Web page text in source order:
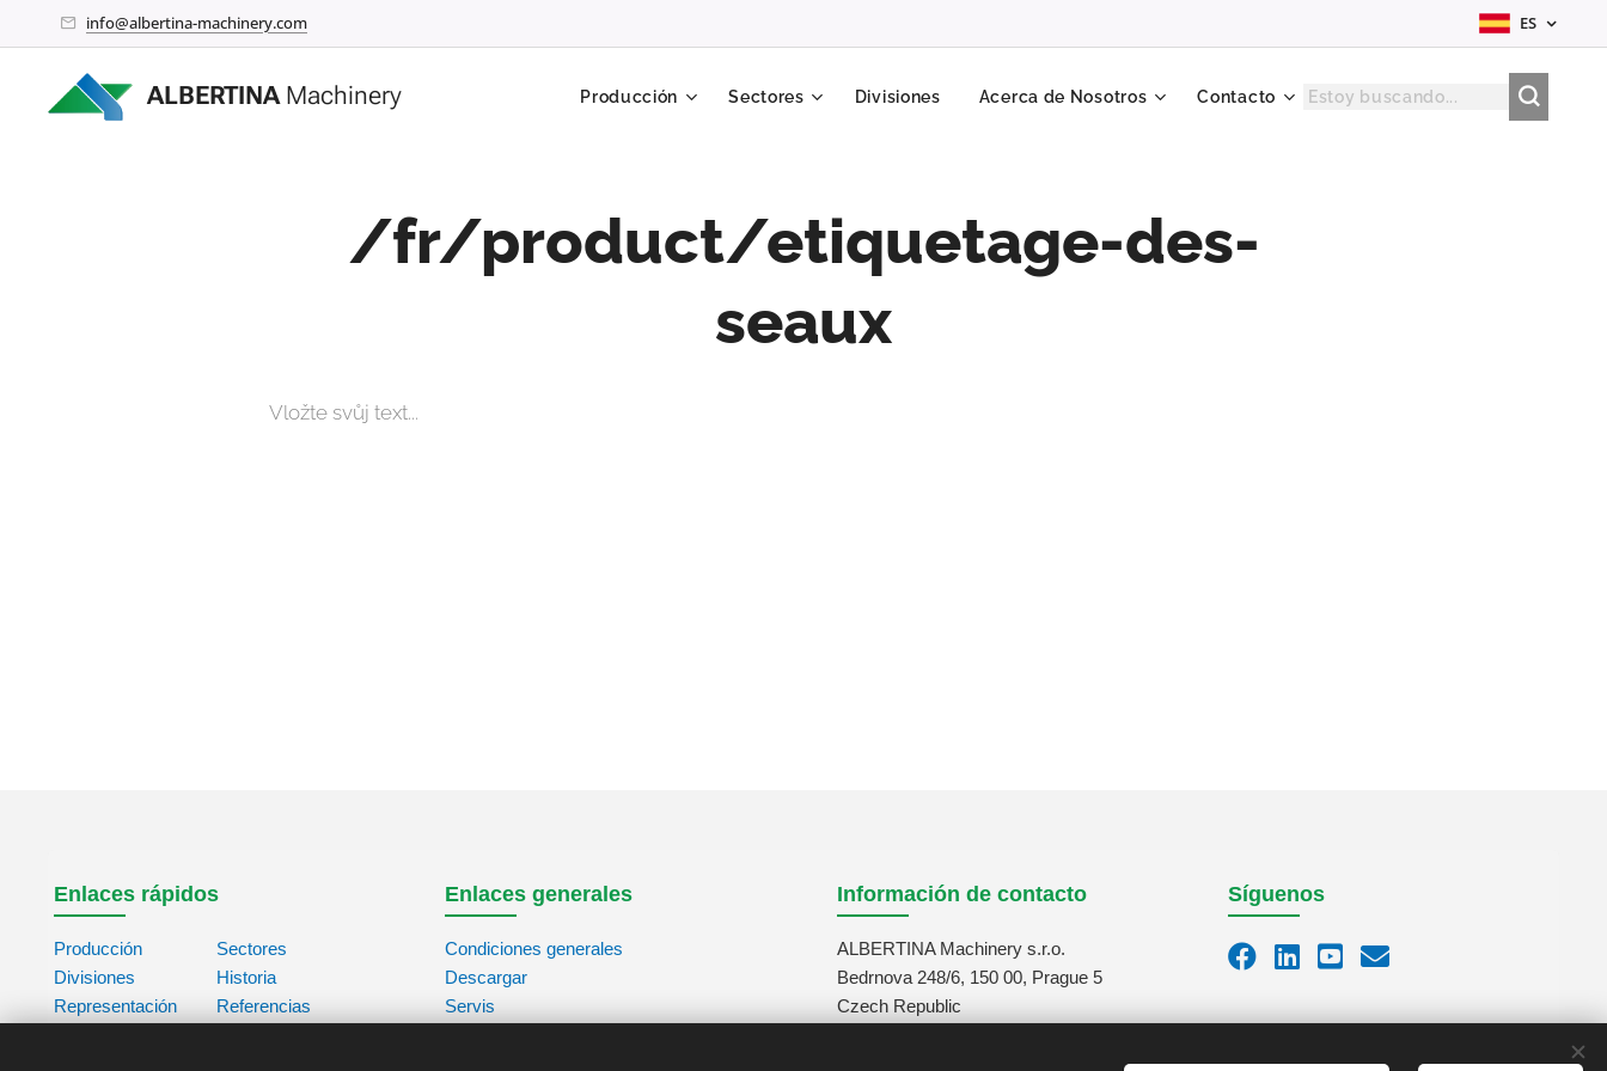
info@albertina-machinery.com ES
ALBERTINA Machinery Producción Sectores Divisiones Acerca de Nosotros Contacto
/fr/product/etiquetage-des-
seaux
Vložte svůj text...
Enlaces rápidos
Producción
Sectores
Divisiones
Historia
Representación
Referencias
Enlaces generales
Condiciones generales
Descargar
Servis
Información de contacto
ALBERTINA Machinery s.r.o.
Bedrnova 248/6, 150 00, Prague 5
Czech Republic
Síguenos